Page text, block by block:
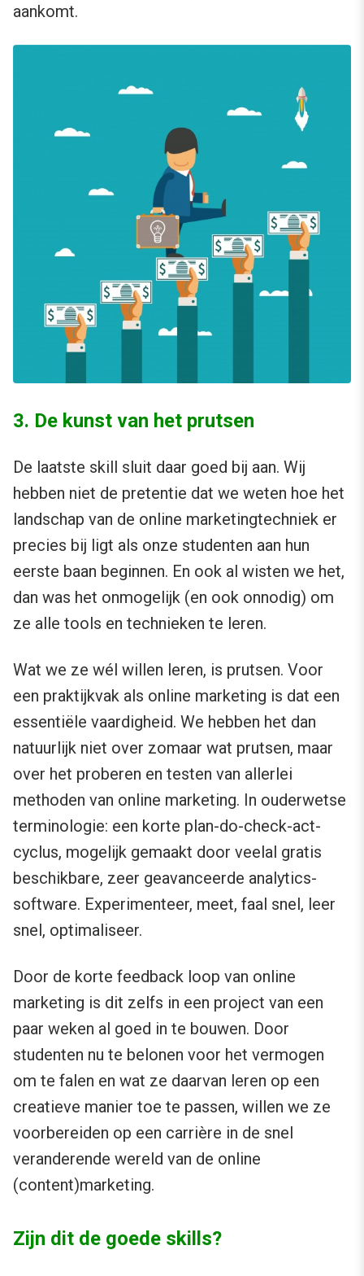
aankomt.
3. De kunst van het prutsen
De laatste skill sluit daar goed bij aan. Wij
hebben niet de pretentie dat we weten hoe het
landschap van de online marketingtechniek er
precies bij ligt als onze studenten aan hun
eerste baan beginnen. En ook al wisten we het,
dan was het onmogelijk (en ook onnodig) om
ze alle tools en technieken te leren.
Wat we ze wél willen leren, is prutsen. Voor
een praktijkvak als online marketing is dat een
essentiële vaardigheid. We hebben het dan
natuurlijk niet over zomaar wat prutsen, maar
over het proberen en testen van allerlei
methoden van online marketing. In ouderwetse
terminologie: een korte plan-do-check-act-
cyclus, mogelijk gemaakt door veelal gratis
beschikbare, zeer geavanceerde analytics-
software. Experimenteer, meet, faal snel, leer
snel, optimaliseer.
Door de korte feedback loop van online
marketing is dit zelfs in een project van een
paar weken al goed in te bouwen. Door
studenten nu te belonen voor het vermogen
om te falen en wat ze daarvan leren op een
creatieve manier toe te passen, willen we ze
voorbereiden op een carrière in de snel
veranderende wereld van de online
(content)marketing.
Zijn dit de goede skills?